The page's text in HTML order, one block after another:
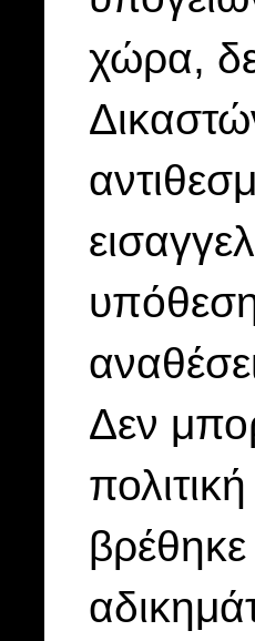
χώρα,
Δεν